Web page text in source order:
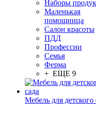
Наборы
Маленькая
помощница
Салон красоты
ПДД
Профессии
Семья
Ферма
+ ЕЩЕ 9
Мебель для детского